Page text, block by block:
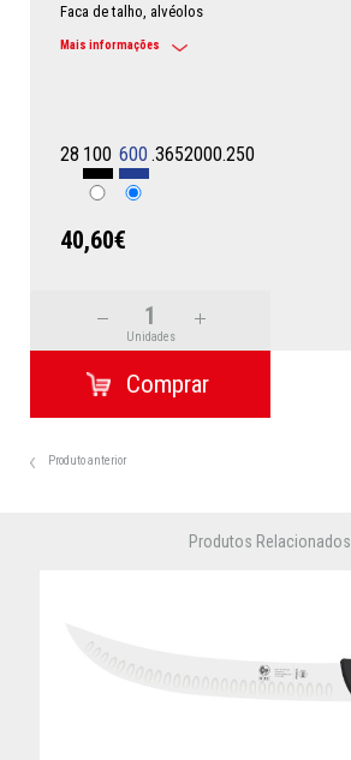
Faca de talho, alvéolos
Mais informações
28 100 600 .3652000.250
40,60€
Unidades
Produto anterior
Produtos Relacionados